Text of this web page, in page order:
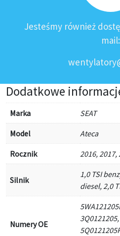
Jesteśmy również
mail:
Dodatkowe
Marka SEAT
Model Ateca
Rocznik 2016, 2017,
Silnik
1,0 TSI
diesel, 2,0
Numery OE